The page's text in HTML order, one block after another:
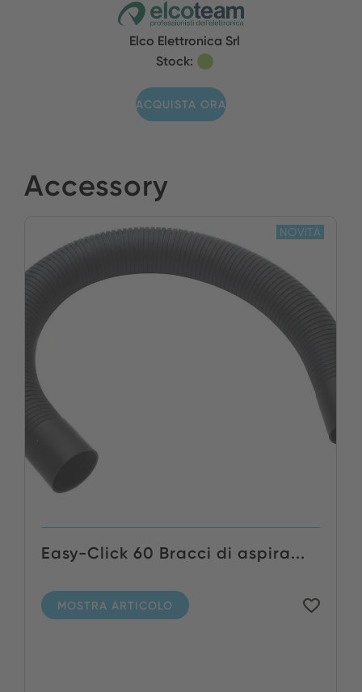
Elco Elettronica Srl
Stock:
ACQUISTA ORA
Accessory
Easy-Click 60 Bracci di aspira...
MOSTRA ARTICOLO
NOVITÀ